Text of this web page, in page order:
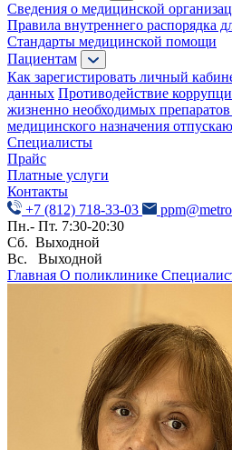
Сведения о медицинской
Правила внутреннего распорядка
Стандарты медицинской помощи
Пациентам
Как зарегистировать личный
данных Противодействие
жизненно необходимых
медицинского назначения
Специалисты
Прайс
Платные услуги
Контакты
+7 (812) 718-33-03
Пн.- Пт. 7:30-20:30
Сб. Выходной
Вс. Выходной
Главная О поликлинике